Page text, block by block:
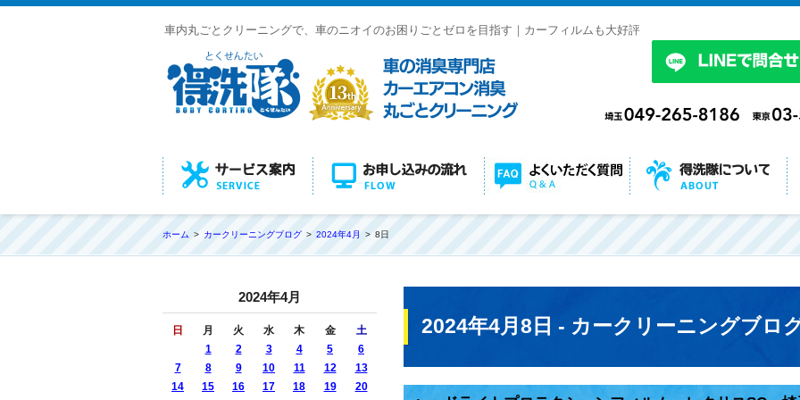
車内丸ごとクリーニングで、車のニオイのお困りごとゼロを目指す｜カーフィルムも大好評
ホーム カークリーニングブログ 2024年4月 8日
2024年4月8日 - カークリーニングブロ
2024年4月
日 月 火 水 木 金
土
1
2 3 4 5
6
7
8 9 10 11 12
13
14
15 16 17 18 19
20